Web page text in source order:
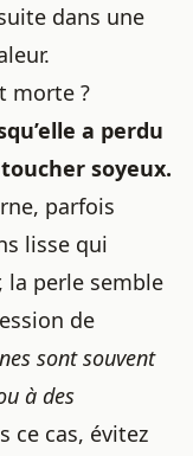
dans une
morte ?
a perdu
soyeux.
parfois
lisse qui
la perle semble
de
sont souvent
à des
ce cas, évitez